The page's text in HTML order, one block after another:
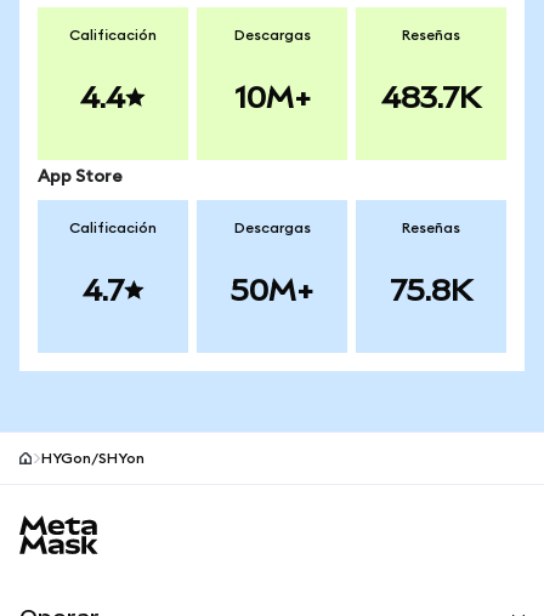
Calificación
4.4
Descargas
10M+
Reseñas
483.7K
App Store
Calificación
4.7
Descargas
50M+
Reseñas
75.8K
HYGon/SHYon